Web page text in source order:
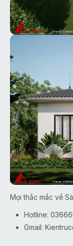
Mọi thắc mắc về
Hotline:
Gmail: